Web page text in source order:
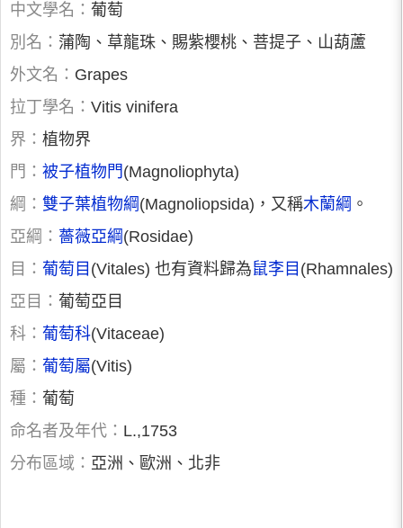
中文學名： 葡萄
別名： 蒲陶、草龍珠、賜紫櫻桃、菩提子、山葫蘆
外文名： Grapes
拉丁學名： Vitis vinifera
界： 植物界
門： 被子植物門 (Magnoliophyta)
綱： 雙子葉植物綱 (Magnoliopsida)，又稱木蘭綱 。
亞綱： 薔薇亞綱 (Rosidae)
目： 葡萄目 (Vitales) 也有資料歸為鼠李目 (Rhamnales)
亞目： 葡萄亞目
科： 葡萄科(Vitaceae)
屬： 葡萄屬(Vitis)
種： 葡萄
命名者及年代： L.,1753
分布區域： 亞洲、歐洲、北非